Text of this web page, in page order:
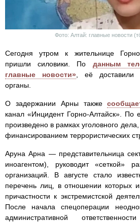
Фото: Алтай: главные новости
Сегодня утром к жительнице
пришли силовики. По данным
главные новости» , её доставили
органы.
О задержании Арны также
канал «Инцидент Горно-Алтайск». По
произведено в рамках уголовного
финансированием террористических
Аруна Арна — представительница
иноагентом), руководит «сеткой»
организаций. В августе стало
перечень лиц, в отношении которых
причастности к экстремистской
После начала спецоперации
административной